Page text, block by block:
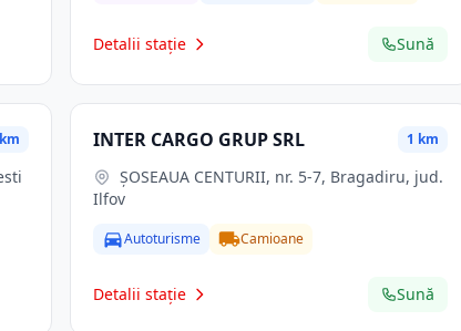
Detalii stație Sună
INTER CARGO GRUP SRL 1 km
Ilfov
Autoturisme Camioane
Detalii stație Sună